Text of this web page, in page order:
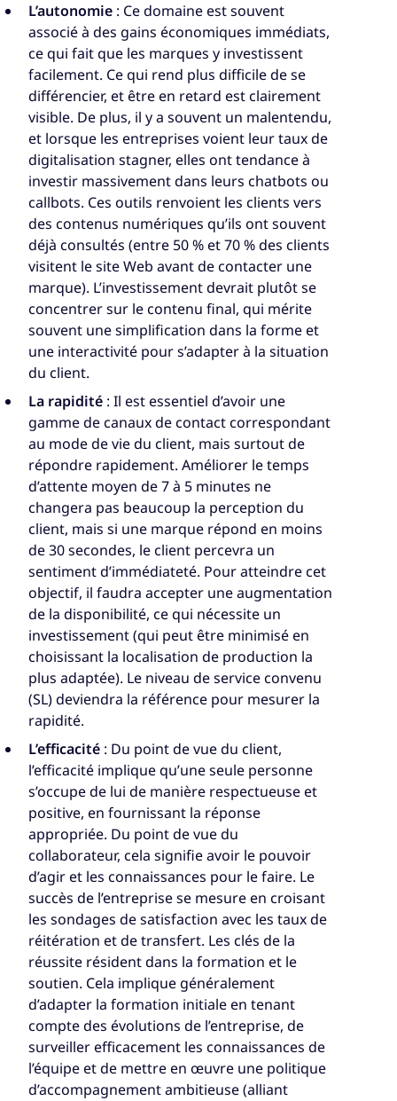
L’autonomie : Ce domaine est souvent
associé à des gains économiques immédiats,
ce qui fait que les marques y investissent
facilement. Ce qui rend plus difficile de se
différencier, et être en retard est clairement
visible. De plus, il y a souvent un malentendu,
et lorsque les entreprises voient leur taux de
digitalisation stagner, elles ont tendance à
investir massivement dans leurs chatbots ou
callbots. Ces outils renvoient les clients vers
des contenus numériques qu’ils ont souvent
déjà consultés (entre 50 % et 70 % des clients
visitent le site Web avant de contacter une
marque). L’investissement devrait plutôt se
concentrer sur le contenu final, qui mérite
souvent une simplification dans la forme et
une interactivité pour s’adapter à la situation
du client.
La rapidité : Il est essentiel d’avoir une
gamme de canaux de contact correspondant
au mode de vie du client, mais surtout de
répondre rapidement. Améliorer le temps
d’attente moyen de 7 à 5 minutes ne
changera pas beaucoup la perception du
client, mais si une marque répond en moins
de 30 secondes, le client percevra un
sentiment d’immédiateté. Pour atteindre cet
objectif, il faudra accepter une augmentation
de la disponibilité, ce qui nécessite un
investissement (qui peut être minimisé en
choisissant la localisation de production la
plus adaptée). Le niveau de service convenu
(SL) deviendra la référence pour mesurer la
rapidité.
L’efficacité : Du point de vue du client,
l’efficacité implique qu’une seule personne
s’occupe de lui de manière respectueuse et
positive, en fournissant la réponse
appropriée. Du point de vue du
collaborateur, cela signifie avoir le pouvoir
d’agir et les connaissances pour le faire. Le
succès de l’entreprise se mesure en croisant
les sondages de satisfaction avec les taux de
réitération et de transfert. Les clés de la
réussite résident dans la formation et le
soutien. Cela implique généralement
d’adapter la formation initiale en tenant
compte des évolutions de l’entreprise, de
surveiller efficacement les connaissances de
l’équipe et de mettre en œuvre une politique
d’accompagnement ambitieuse (alliant